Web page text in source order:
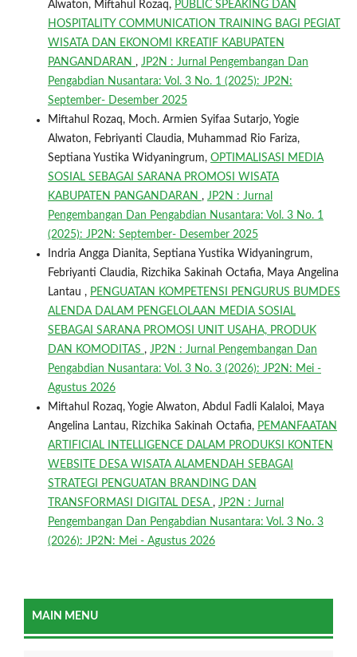
Alwaton, Miftahul Rozaq, PUBLIC SPEAKING DAN
HOSPITALITY COMMUNICATION TRAINING BAGI PEGIAT
WISATA DAN EKONOMI KREATIF KABUPATEN
PANGANDARAN , JP2N : Jurnal Pengembangan Dan
Pengabdian Nusantara: Vol. 3 No. 1 (2025): JP2N:
September- Desember 2025
Miftahul Rozaq, Moch. Armien Syifaa Sutarjo, Yogie
Alwaton, Febriyanti Claudia, Muhammad Rio Fariza,
Septiana Yustika Widyaningrum, OPTIMALISASI MEDIA
SOSIAL SEBAGAI SARANA PROMOSI WISATA
KABUPATEN PANGANDARAN , JP2N : Jurnal
Pengembangan Dan Pengabdian Nusantara: Vol. 3 No. 1
(2025): JP2N: September- Desember 2025
Indria Angga Dianita, Septiana Yustika Widyaningrum,
Febriyanti Claudia, Rizchika Sakinah Octafia, Maya Angelina
Lantau , PENGUATAN KOMPETENSI PENGURUS BUMDES
ALENDA DALAM PENGELOLAAN MEDIA SOSIAL
SEBAGAI SARANA PROMOSI UNIT USAHA, PRODUK
DAN KOMODITAS , JP2N : Jurnal Pengembangan Dan
Pengabdian Nusantara: Vol. 3 No. 3 (2026): JP2N: Mei -
Agustus 2026
Miftahul Rozaq, Yogie Alwaton, Abdul Fadli Kalaloi, Maya
Angelina Lantau, Rizchika Sakinah Octafia, PEMANFAATAN
ARTIFICIAL INTELLIGENCE DALAM PRODUKSI KONTEN
WEBSITE DESA WISATA ALAMENDAH SEBAGAI
STRATEGI PENGUATAN BRANDING DAN
TRANSFORMASI DIGITAL DESA , JP2N : Jurnal
Pengembangan Dan Pengabdian Nusantara: Vol. 3 No. 3
(2026): JP2N: Mei - Agustus 2026
MAIN MENU